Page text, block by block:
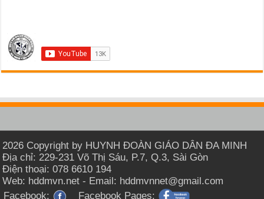
2026 Copyright by HUYNH ĐOÀN GIÁO DÂN ĐA MINH
Địa chỉ: 229-231 Võ Thị Sáu, P.7, Q.3, Sài Gòn
Điện thoại: 078 6610 194
Web: hddmvn.net - Email: hddmvnnet@gmail.com
Facebook:
Facebook Pages: